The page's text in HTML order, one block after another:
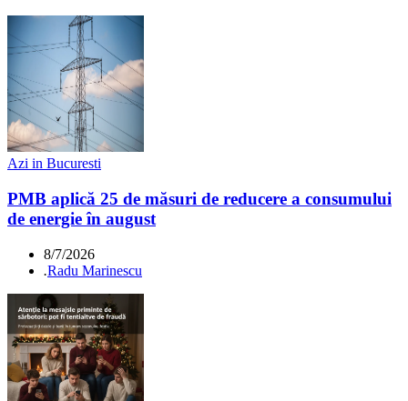
Azi in Bucuresti
PMB aplică 25 de măsuri de reducere a consumului
de energie în august
8/7/2026
.Radu Marinescu